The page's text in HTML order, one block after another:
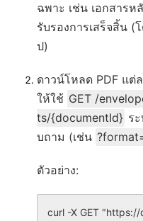
ฉพาะ เช่น เอกสาร
รับรองการเสร็จสิ้น (
ป)
ดาวน์โหลด PDF แต่
ให้ใช้ GET /
ts/{documentId} ร
บถาม (เช่น
ตัวอย่าง:
curl -X GET